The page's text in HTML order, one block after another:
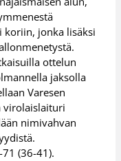
koriin, jonka lisäksi
ottelun
jaksolla
Varesen
virolaislaituri
nimivahvan
(36-41).